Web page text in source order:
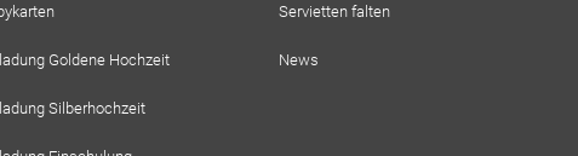
Goldene Hochzeit
Silberhochzeit
Servietten falten
News